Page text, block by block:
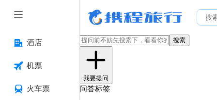
酒店
机票
火车票
搜索
我要提问
问答标签